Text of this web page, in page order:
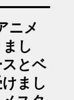
ニメ
し
とベ
まし